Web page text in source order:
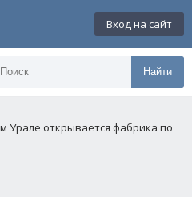
Вход на сайт
Найти
Урале открывается фабрика по